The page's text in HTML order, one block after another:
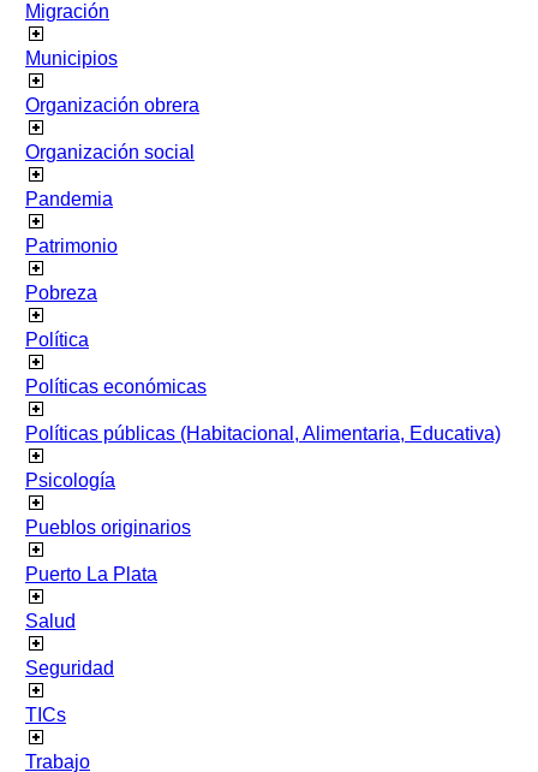
Migración
Municipios
Organización obrera
Organización social
Pandemia
Patrimonio
Pobreza
Política
Políticas económicas
Políticas públicas (Habitacional, Alimentaria, Educativa)
Psicología
Pueblos originarios
Puerto La Plata
Salud
Seguridad
TICs
Trabajo